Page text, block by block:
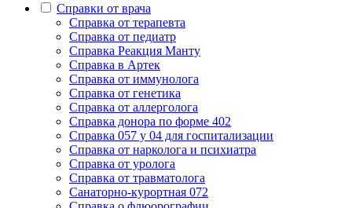
Справки от врача
Справка от терапевта
Справка от педиатр
Cправка Реакция Манту
Cправка в Артек
Cправка от иммунолога
Cправка от генетика
Cправка от аллерголога
Cправка донора по форме 402
Cправка 057 у 04 для госпитализации
Справка от нарколога и психиатра
Cправка от уролога
Справка от травматолога
Санаторно-курортная 072